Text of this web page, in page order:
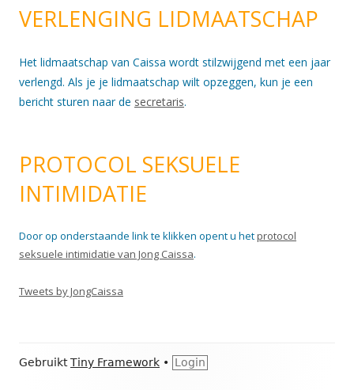
VERLENGING LIDMAATSCHAP
Het lidmaatschap van Caissa wordt stilzwijgend met een jaar
verlengd. Als je je lidmaatschap wilt opzeggen, kun je een
bericht sturen naar de secretaris.
PROTOCOL SEKSUELE
INTIMIDATIE
Door op onderstaande link te klikken opent u hetprotocol
seksuele intimidatie van Jong Caissa.
Tweets by JongCaissa
Footer
GebruiktTiny Framework • Login